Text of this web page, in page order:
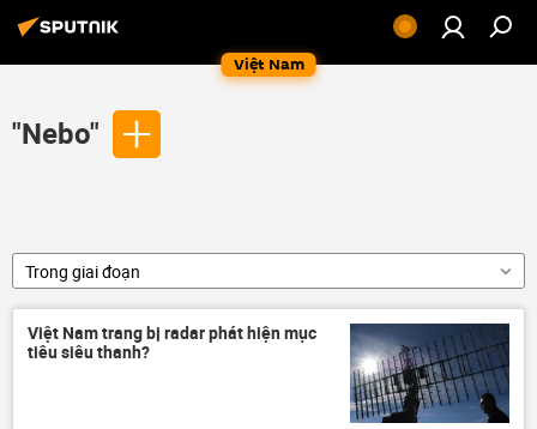
Việt Nam
"Nebo"
Trong giai đoạn
Việt Nam trang bị radar phát hiện mục
tiêu siêu thanh?